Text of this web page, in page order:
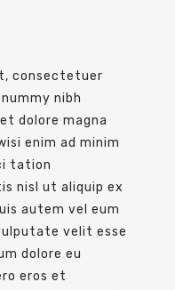
consectetuer
nibh
dolore magna
enim ad minim
tation
nisl ut aliquip ex
autem vel eum
velit esse
dolore eu
eros et